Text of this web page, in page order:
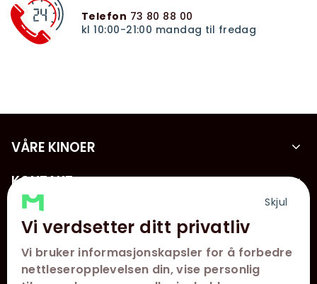
Skjul
Vi verdsetter ditt privatliv
Vi bruker informasjonskapsler for å forbedre
nettleseropplevelsen din, vise personlig
Telefon 73 80 88 00
kl 10:00-21:00 mandag til fredag
VÅRE KINOER
KONTAKT
KUNDESERVICE
FØLG OSS